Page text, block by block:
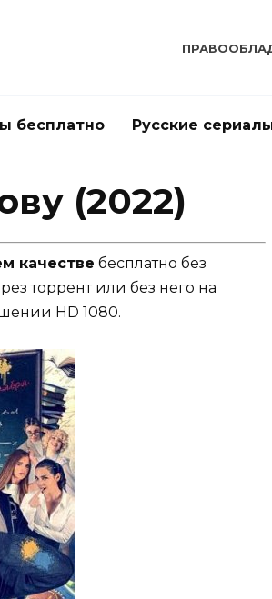
бесплатно Русские
(2022)
качестве бесплатно без
торрент или без него на
HD 1080.